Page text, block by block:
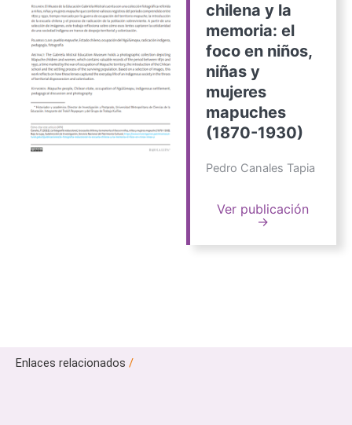
chilena y la
memoria: el
foco en niños,
niñas y
mujeres
mapuches
(1870-1930)
Pedro Canales Tapia
Ver publicación
→
Enlaces relacionados /